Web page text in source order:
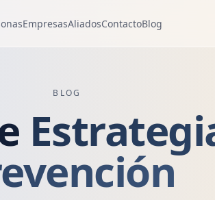
EmpresasAliadosContactoBlog
BLOG